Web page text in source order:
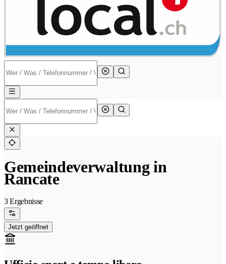
Gemeindeverwaltung in
Rancate
3 Ergebnisse
Jetzt geöffnet